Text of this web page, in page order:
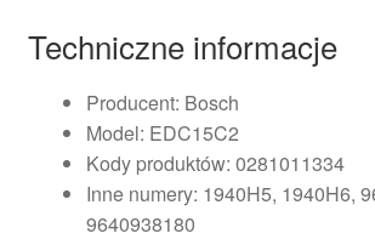
Techniczne informacje
Producent: Bosch
Model: EDC15C2
Kody produktów: 0281011334
Inne numery: 1940H5, 1940H6,
9640938180